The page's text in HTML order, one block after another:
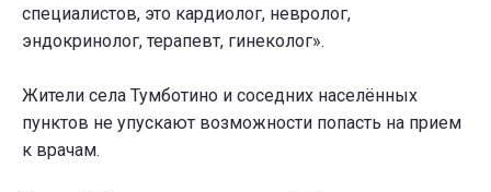
специалистов, это кардиолог, невролог,
эндокринолог, терапевт, гинеколог».
Жители села Тумботино и соседних населённых
пунктов не упускают возможности попасть на прием
к врачам.